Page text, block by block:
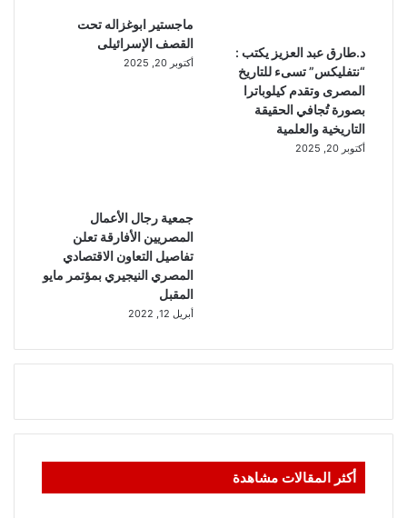
ماجستير ابوغزاله تحت
القصف الإسرائيلى
أكتوبر 20, 2025
د.طارق عبد العزيز يكتب :
“نتفليكس” تسىء للتاريخ
المصرى وتقدم كيلوباترا
بصورة تُجافي الحقيقة
التاريخية والعلمية
أكتوبر 20, 2025
جمعية رجال الأعمال
المصريين الأفارقة تعلن
تفاصيل التعاون الاقتصادي
المصري النيجيري بمؤتمر مايو
المقبل
أبريل 12, 2022
أكثر المقالات مشاهدة